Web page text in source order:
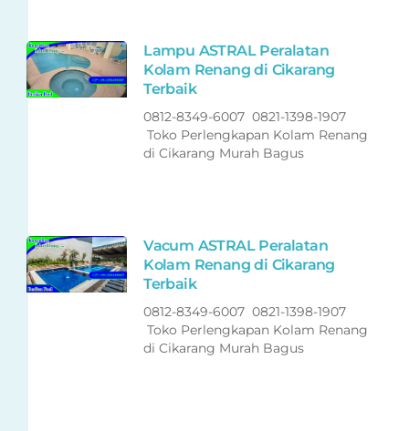
Lampu ASTRAL Peralatan
Kolam Renang di Cikarang
Terbaik
0812-8349-6007 0821-1398-1907
Toko Perlengkapan Kolam Renang
di Cikarang Murah Bagus
Vacum ASTRAL Peralatan
Kolam Renang di Cikarang
Terbaik
0812-8349-6007 0821-1398-1907
Toko Perlengkapan Kolam Renang
di Cikarang Murah Bagus